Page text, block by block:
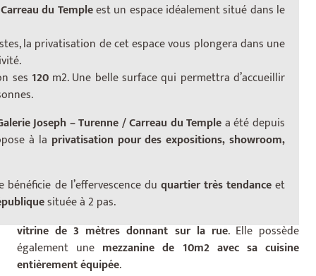
du Templeest un espace idéalement situé dans le
la privatisation de cet espace vous plongera dans une
ses 120 m2. Une belle surface qui permettra d’accueillir
Joseph – Turenne / Carreau du Templea été depuis
à la privatisation pour des expositions, showroom,
bénéficie de l’effervescence du quartier très tendanceet
située à 2 pas.
La galerie de120 m2
est l’une des plus belles du Marais.
Elle se compose d’un
vitrine de 3 mètres donnant sur la rue. Elle possède
également une mezzanine de 10m2 avec sa cuisine
entièrement équipée.